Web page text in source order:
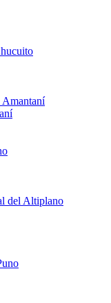
Amantaní
del Altiplano